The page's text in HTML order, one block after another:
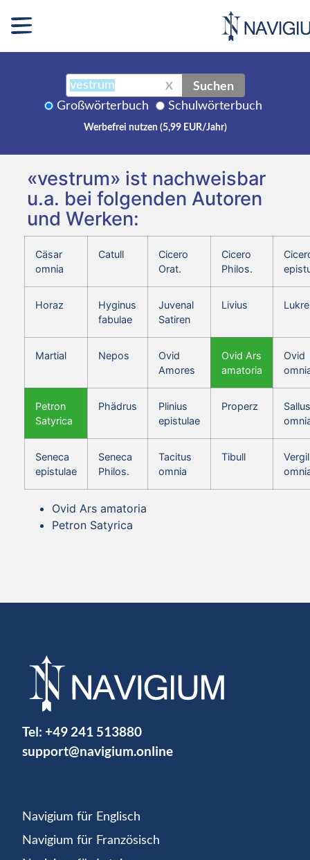
X Suchen
Großwörterbuch Schulwörterbuch
Werbefrei nutzen (5,99 EUR/Jahr)
«vestrum» ist nachweisbar
u.a. bei folgenden Autoren
und Werken:
Cäsar
omnia
Catull
Cicero
Orat.
Cicero
Philos.
Horaz
Hyginus
fabulae
Juvenal
Satiren
Livius
Martial Nepos
Ovid
Amores
Ovid Ars
amatoria
Ovid
Petron
Satyrica
Phädrus
Plinius
epistulae
Properz
Seneca
epistulae
Seneca
Philos.
Tacitus
omnia
Tibull
Vergil
Ovid Ars amatoria
Petron Satyrica
Tel: +49 241 513880
support@navigium.online
Navigium für Englisch
Navigium für Französisch